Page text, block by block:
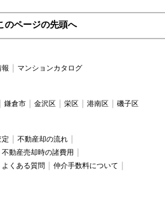
のページの先頭へ
報 マンションカタログ
鎌倉市 金沢区 栄区 港南区 磯子区
定
不動産却の流れ
不動産売却時の諸費用
よくある質問
仲介手数料について